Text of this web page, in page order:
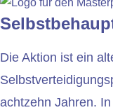
Die Aktion ist ein
achtzehn Jahren.